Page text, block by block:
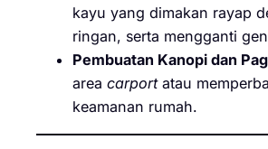
kayu yang dimakan rayap
ringan, serta mengganti
Pembuatan Kanopi dan
area carportatau
keamanan rumah.